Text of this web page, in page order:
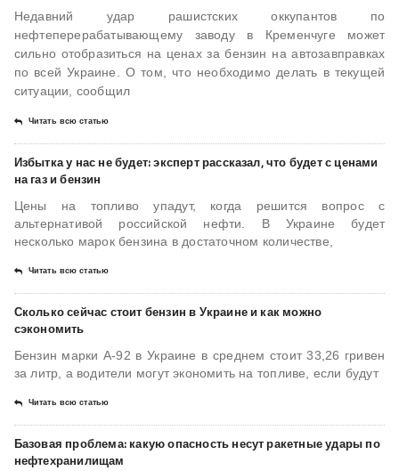
Недавний удар рашистских оккупантов по
нефтеперерабатывающему заводу в Кременчуге может
сильно отобразиться на ценах за бензин на автозавправках
по всей Украине. О том, что необходимо делать в текущей
ситуации, сообщил
Читать всю статью
Избытка у нас не будет: эксперт рассказал, что будет с ценами
на газ и бензин
Цены на топливо упадут, когда решится вопрос с
альтернативой российской нефти. В Украине будет
несколько марок бензина в достаточном количестве,
Читать всю статью
Сколько сейчас стоит бензин в Украине и как можно
сэкономить
Бензин марки А-92 в Украине в среднем стоит 33,26 гривен
за литр, а водители могут экономить на топливе, если будут
Читать всю статью
Базовая проблема: какую опасность несут ракетные удары по
нефтехранилищам